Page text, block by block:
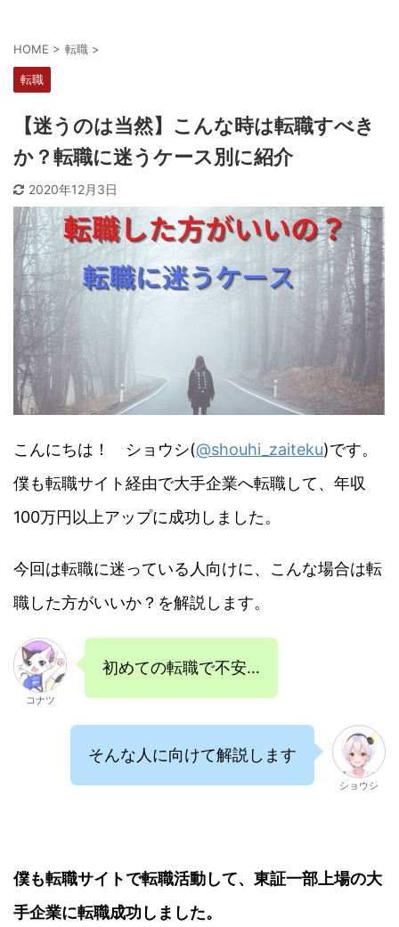
HOME > 転職 >
転職
【迷うのは当然】こんな時は転職すべき
か？転職に迷うケース別に紹介
2020年12月3日
こんにちは！ ショウシ(@shouhi_zaiteku)です。
僕も転職サイト経由で大手企業へ転職して、年収
100万円以上アップに成功しました。
今回は転職に迷っている人向けに、こんな場合は転
職した方がいいか？を解説します。
コナツ
初めての転職で不安…
そんな人に向けて解説します
ショウシ
僕も転職サイトで転職活動して、東証一部上場の大
手企業に転職成功しました。